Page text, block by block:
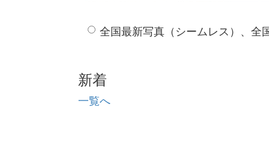
全国最新写真（シームレス）、全
新着
一覧へ